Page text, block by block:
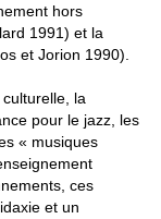
hors
1991) et la
et Jorion 1990).
la
pour le jazz, les
« musiques
ces
et un